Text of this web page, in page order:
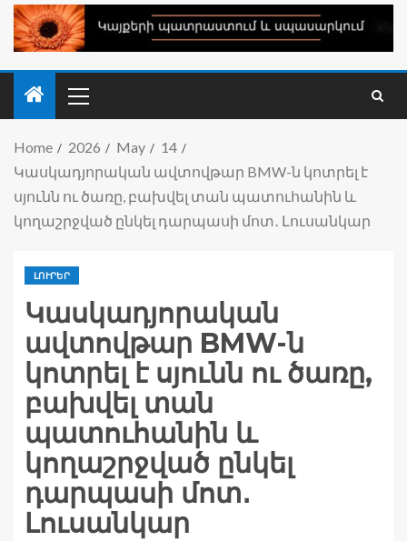
Home 2026 May
14
Կասկադյորական ավտովթար BMW-ն կոտրել է
սյունն ու ծառը, բախվել տան պատուհանին և
կողաշրջված ընկել դարպասի մոտ․ Լուսանկար
ԼՈՒՐԵՐ
Կասկադյորական
ավտովթար BMW-ն
կոտրել է սյունն ու ծառը,
բախվել տան
պատուհանին և
կողաշրջված ընկել
դարպասի մոտ․
Լուսանկար